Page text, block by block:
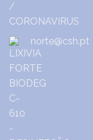
norte@csh.pt